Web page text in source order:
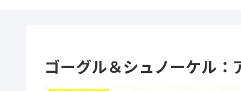
ゴーグル＆シュノーケル